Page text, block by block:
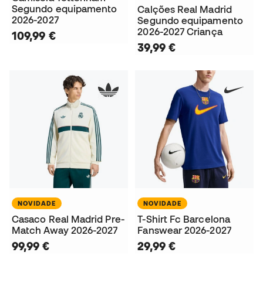
Segundo equipamento
2026-2027
109,99 €
Calções Real Madrid
Segundo equipamento
2026-2027 Criança
39,99 €
NOVIDADE
Casaco Real Madrid Pre-
Match Away 2026-2027
99,99 €
NOVIDADE
T-Shirt Fc Barcelona
Fanswear 2026-2027
29,99 €